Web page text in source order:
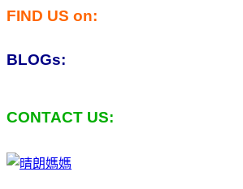
FIND US on:
BLOGs:
CONTACT US: